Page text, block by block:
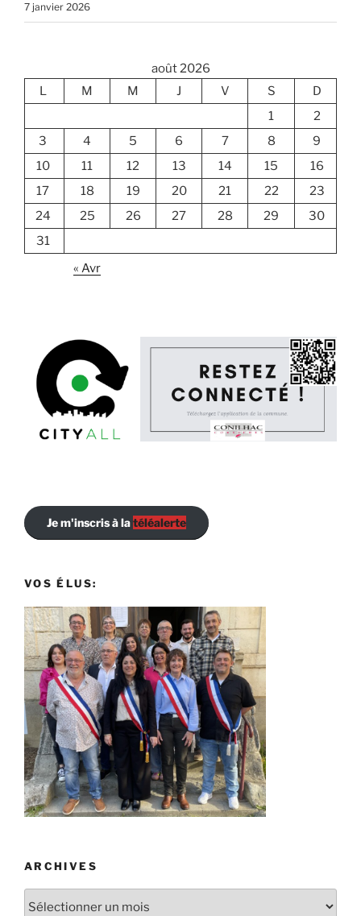
7 janvier 2026
août 2026
L
M M J V S
D
1
2
3
4 5 6 7 8
9
10
11 12 13 14 15
16
17
18 19 20 21 22
23
24
25 26 27 28 29
30
31
« Avr
Je m'inscris à latéléalerte
VOS ÉLUS:
ARCHIVES